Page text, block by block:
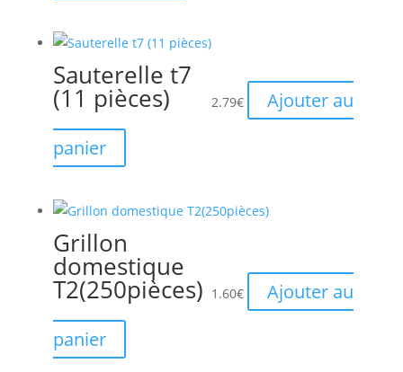
Sauterelle t7
(11 pièces) 2.79€
Ajouter au
panier
Grillon
domestique
T2(250pièces) 1.60€
Ajouter au
panier